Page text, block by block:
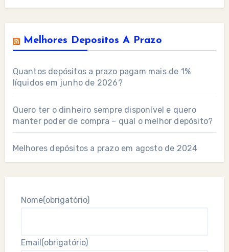
Melhores Depositos A Prazo
Quantos depósitos a prazo pagam mais de 1%
líquidos em junho de 2026?
Quero ter o dinheiro sempre disponível e quero
manter poder de compra – qual o melhor depósito?
Melhores depósitos a prazo em agosto de 2024
Nome(obrigatório)
Email (obrigatório)